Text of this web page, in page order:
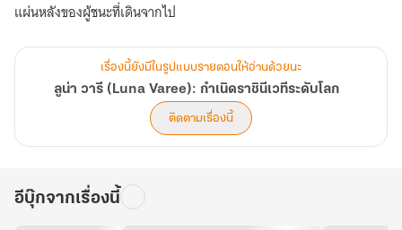
เรื่องนี้ยังมีในรูปแบบรายตอนให้อ่านด้วยนะ
ลูน่า วารี (Luna Varee): กำเนิดราชินีเวทีระดับโลก
ติดตามเรื่องนี้
อีบุ๊กจากเรื่องนี้